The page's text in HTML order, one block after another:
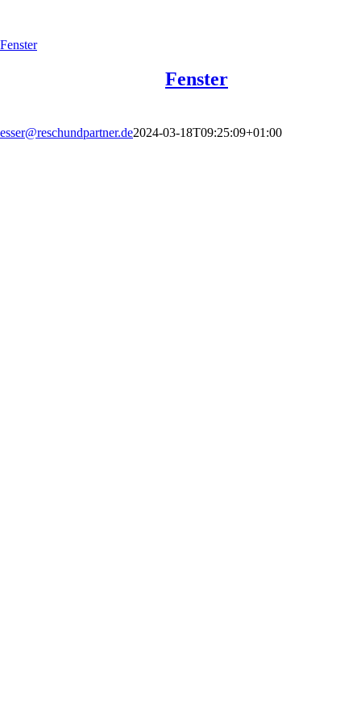
Fenster
Fenster
esser@reschundpartner.de2024-03-18T09:25:09+01:00